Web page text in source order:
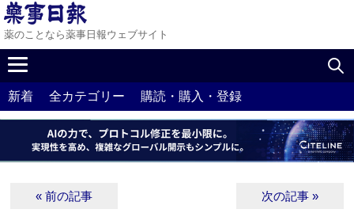
薬のことなら薬事日報ウェブサイト
新着 全カテゴリー 購読・購入・登録
« 前の記事 次の記事 »